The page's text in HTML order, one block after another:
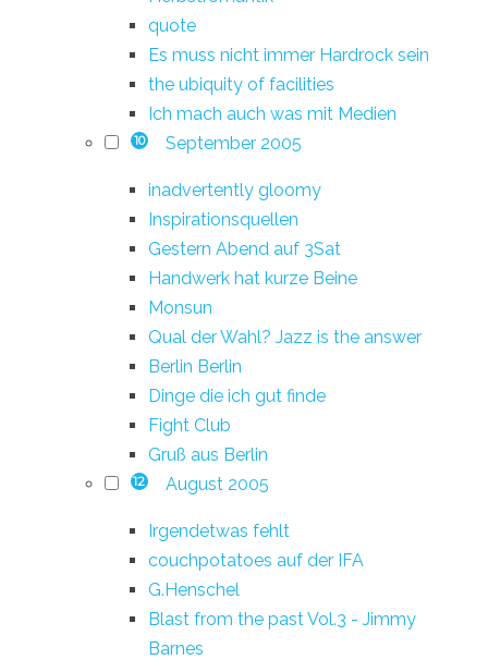
quote
Es muss nicht immer Hardrock sein
the ubiquity of facilities
Ich mach auch was mit Medien
10 September 2005
inadvertently gloomy
Inspirationsquellen
Gestern Abend auf 3Sat
Handwerk hat kurze Beine
Monsun
Qual der Wahl? Jazz is the answer
Berlin Berlin
Dinge die ich gut finde
Fight Club
Gruß aus Berlin
12 August 2005
Irgendetwas fehlt
couchpotatoes auf der IFA
G.Henschel
Blast from the past Vol.3 - Jimmy
Barnes